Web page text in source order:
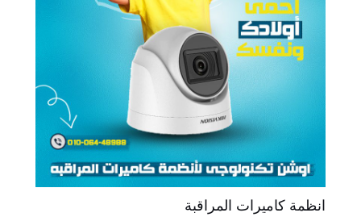
انظمة كاميرات المراقبة